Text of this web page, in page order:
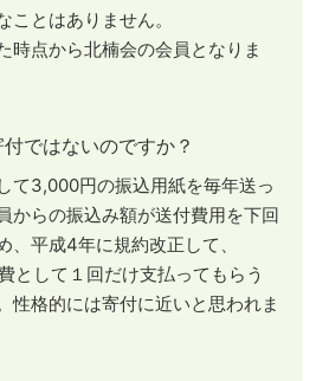
ことはありません。
時点から北楠会の会員となりま
ではないのですか？
て3,000円の振込用紙を毎年送っ
からの振込み額が送付費用を下回
、平成4年に規約改正して、
として１回だけ支払ってもらう
性格的には寄付に近いと思われま